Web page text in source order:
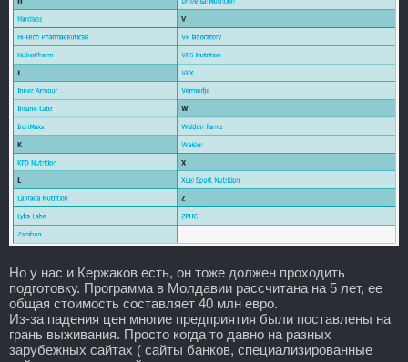
Но у нас и Кержаков есть, он тоже должен проходить
подготовку. Программа в Молдавии рассчитана на 5 лет, ее
общая стоимость составляет 40 млн евро.
Из-за падения цен многие предприятия были поставлены на
грань выживания. Просто когда то давно на разных
зарубежных сайтах ( сайты банков, специализированные